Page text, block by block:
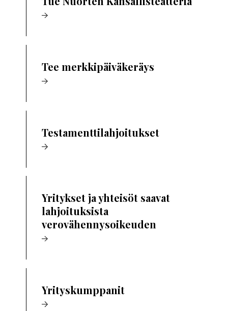
Tee merkkipäiväkeräys
Testamenttilahjoitukset
Yritykset ja yhteisöt saavat
lahjoituksista
verovähennysoikeuden
Yrityskumppanit